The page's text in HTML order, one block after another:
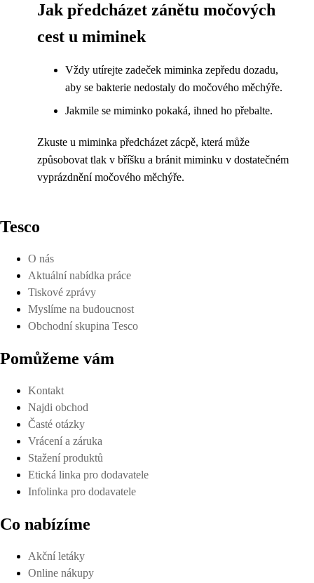
Jak předcházet zánětu močových
cest u miminek
Vždy utírejte zadeček miminka zepředu dozadu,
aby se bakterie nedostaly do močového měchýře.
Jakmile se miminko pokaká, ihned ho přebalte.
Zkuste u miminka předcházet zácpě, která může
způsobovat tlak v bříšku a bránit miminku v dostatečném
vyprázdnění močového měchýře.
Tesco
O nás
Aktuální nabídka práce
Tiskové zprávy
Myslíme na budoucnost
Obchodní skupina Tesco
Pomůžeme vám
Kontakt
Najdi obchod
Časté otázky
Vrácení a záruka
Stažení produktů
Etická linka pro dodavatele
Infolinka pro dodavatele
Co nabízíme
Akční letáky
Online nákupy